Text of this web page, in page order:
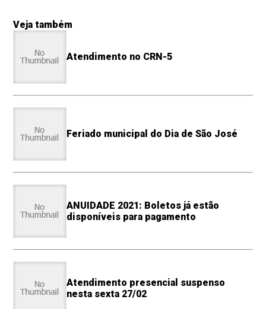
Veja também
Atendimento no CRN-5
Feriado municipal do Dia de São José
ANUIDADE 2021: Boletos já estão
disponíveis para pagamento
Atendimento presencial suspenso
nesta sexta 27/02